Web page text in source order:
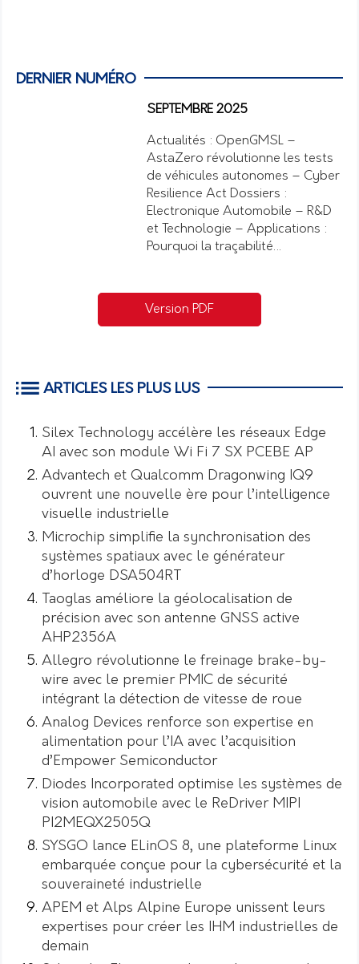
DERNIER NUMÉRO
SEPTEMBRE 2025
Actualités : OpenGMSL –
AstaZero révolutionne les tests
de véhicules autonomes – Cyber
Resilience Act Dossiers :
Electronique Automobile – R&D
et Technologie – Applications :
Pourquoi la traçabilité…
Version PDF
ARTICLES LES PLUS LUS
Silex Technology accélère les réseaux Edge
AI avec son module Wi Fi 7 SX PCEBE AP
Advantech et Qualcomm Dragonwing IQ9
ouvrent une nouvelle ère pour l’intelligence
visuelle industrielle
Microchip simplifie la synchronisation des
systèmes spatiaux avec le générateur
d’horloge DSA504RT
Taoglas améliore la géolocalisation de
précision avec son antenne GNSS active
AHP2356A
Allegro révolutionne le freinage brake-by-
wire avec le premier PMIC de sécurité
intégrant la détection de vitesse de roue
Analog Devices renforce son expertise en
alimentation pour l’IA avec l’acquisition
d’Empower Semiconductor
Diodes Incorporated optimise les systèmes de
vision automobile avec le ReDriver MIPI
PI2MEQX2505Q
SYSGO lance ELinOS 8, une plateforme Linux
embarquée conçue pour la cybersécurité et la
souveraineté industrielle
APEM et Alps Alpine Europe unissent leurs
expertises pour créer les IHM industrielles de
demain